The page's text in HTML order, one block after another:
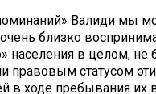
Валиди мы
очень близко
населения в целом, не
правовым статусом
в ходе пребывания их